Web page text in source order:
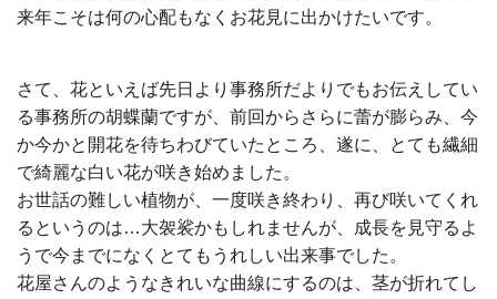
来年こそは何の心配もなくお花見に出かけたいです。
さて、花といえば先日より事務所だよりでもお伝えしてい
る事務所の胡蝶蘭ですが、前回からさらに蕾が膨らみ、今
か今かと開花を待ちわびていたところ、遂に、とても繊細
で綺麗な白い花が咲き始めました。
お世話の難しい植物が、一度咲き終わり、再び咲いてくれ
るというのは…大袈裟かもしれませんが、成長を見守るよ
うで今までになくとてもうれしい出来事でした。
花屋さんのようなきれいな曲線にするのは、茎が折れてし